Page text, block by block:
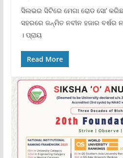
ସିଲଭର ସିଟିରେ ମେଗା ରୋଡ ସୋ’
ସହରରେ ଜନ୍ମିତ ନବୀନ ହଜାର ବର୍ଷର
। ପ୍ରାୟ
Read More